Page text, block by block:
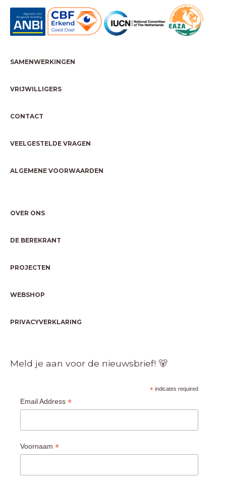
SAMENWERKINGEN
VRIJWILLIGERS
CONTACT
VEELGESTELDE VRAGEN
ALGEMENE VOORWAARDEN
OVER ONS
DE BEREKRANT
PROJECTEN
WEBSHOP
PRIVACYVERKLARING
Meld je aan voor de nieuwsbrief! 🐻
* indicates required
Email Address *
Voornaam *